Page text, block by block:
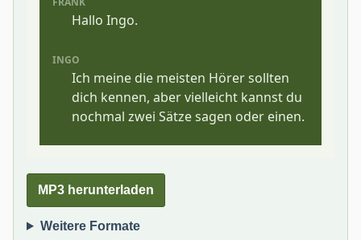
MP3 herunterladen
Weitere Formate